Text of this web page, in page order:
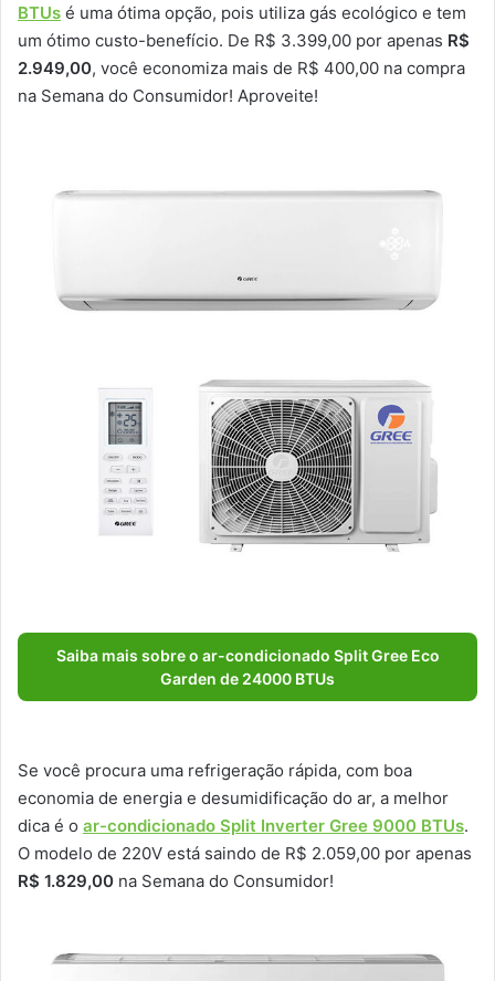
BTUs é uma ótima opção, pois utiliza gás ecológico e tem
um ótimo custo-benefício. De R$ 3.399,00 por apenas R$
2.949,00, você economiza mais de R$ 400,00 na compra
na Semana do Consumidor! Aproveite!
Saiba mais sobre o ar-condicionado Split Gree Eco
Garden de 24000 BTUs
Se você procura uma refrigeração rápida, com boa
economia de energia e desumidificação do ar, a melhor
dica é o ar-condicionado Split Inverter Gree 9000 BTUs.
O modelo de 220V está saindo de R$ 2.059,00 por apenas
R$ 1.829,00 na Semana do Consumidor!